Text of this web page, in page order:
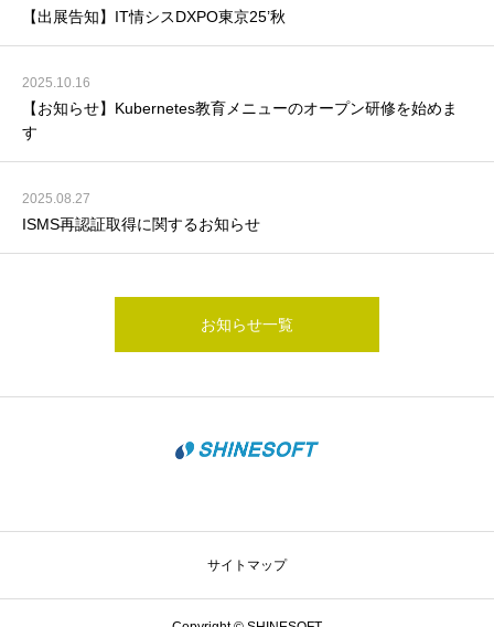
【出展告知】IT情シスDXPO東京25’秋
2025.10.16
【お知らせ】Kubernetes教育メニューのオープン研修を始めま
す
2025.08.27
ISMS再認証取得に関するお知らせ
お知らせ一覧
サイトマップ